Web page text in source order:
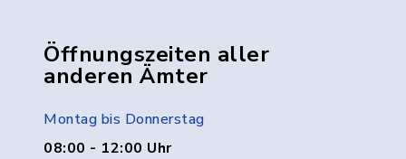
Öffnungszeiten aller
anderen Ämter
Montag bis Donnerstag
08:00 - 12:00 Uhr